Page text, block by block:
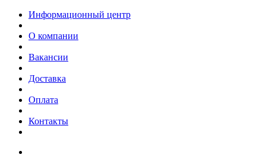
Информационный центр
О компании
Вакансии
Доставка
Оплата
Контакты